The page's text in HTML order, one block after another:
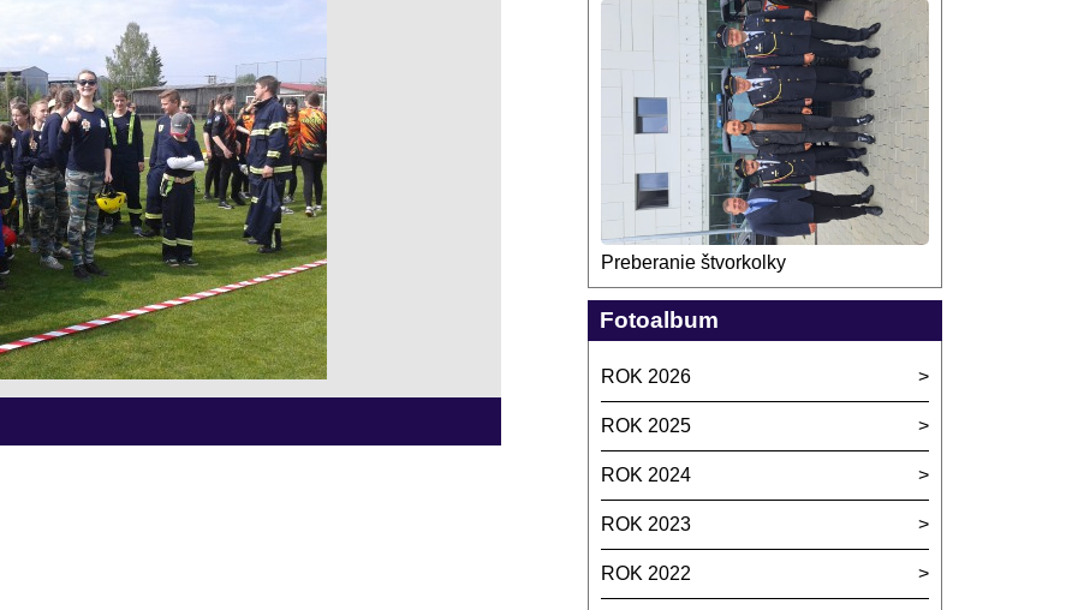
Preberanie štvorkolky
Fotoalbum
ROK 2026
ROK 2025
ROK 2024
ROK 2023
ROK 2022